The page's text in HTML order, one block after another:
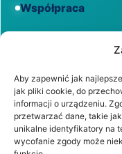
Aby zapewnić jak
jak pliki cookie, do
informacji o urządzeniu.
przetwarzać dane, takie
unikalne identyfikatory na
wycofanie zgody może
Współpraca
Regulamin
Polityka